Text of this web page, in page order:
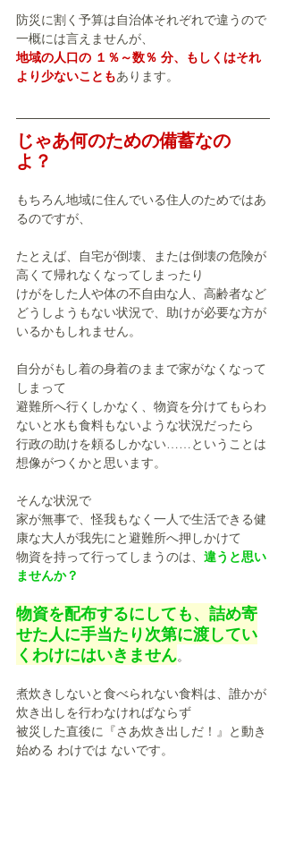
防災に割く予算は自治体それぞれで違うので
一概には言えませんが、
地域の人口の １％～数％ 分、もしくはそれ
より少ないこともあります。
じゃあ何のための備蓄なの
よ？
もちろん地域に住んでいる住人のためではあ
るのですが、
たとえば、自宅が倒壊、または倒壊の危険が
高くて帰れなくなってしまったり
けがをした人や体の不自由な人、高齢者など
どうしようもない状況で、助けが必要な方が
いるかもしれません。
自分がもし着の身着のままで家がなくなって
しまって
避難所へ行くしかなく、物資を分けてもらわ
ないと水も食料もないような状況だったら
行政の助けを頼るしかない……ということは
想像がつくかと思います。
そんな状況で
家が無事で、怪我もなく一人で生活できる健
康な大人が我先にと避難所へ押しかけて
物資を持って行ってしまうのは、 違うと思い
ませんか？
物資を配布するにしても、詰め寄
せた人に手当たり次第に渡してい
くわけにはいきません。
煮炊きしないと食べられない食料は、誰かが
炊き出しを行わなければならず
被災した直後に『さあ炊き出しだ！』と動き
始める わけでは ないです。